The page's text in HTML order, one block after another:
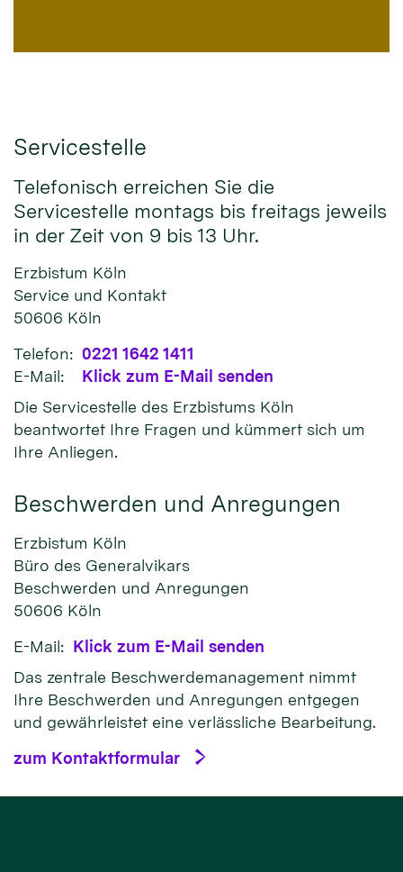
Servicestelle
Telefonisch erreichen Sie die
Servicestelle montags bis freitags jeweils
in der Zeit von 9 bis 13 Uhr.
Erzbistum Köln
Service und Kontakt
50606 Köln
Telefon: 0221 1642 1411
E-Mail:
Klick zum E-Mail senden
Die Servicestelle des Erzbistums Köln
beantwortet Ihre Fragen und kümmert sich um
Ihre Anliegen.
Beschwerden und Anregungen
Erzbistum Köln
Büro des Generalvikars
Beschwerden und Anregungen
50606 Köln
E-Mail: Klick zum E-Mail senden
Das zentrale Beschwerdemanagement nimmt
Ihre Beschwerden und Anregungen entgegen
und gewährleistet eine verlässliche Bearbeitung.
zum Kontaktformular